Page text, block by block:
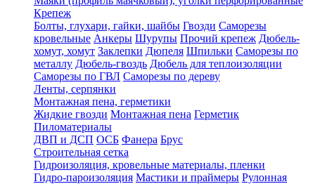
Крепеж
Болты, глухари, гайки, шайбы Гвозди Саморезы
кровельные Анкеры Шурупы Прочий крепеж Дюбель-
хомут, хомут Заклепки Дюпеля Шпильки Саморезы по
металлу Дюбель-гвоздь Дюбель для теплоизоляции
Саморезы по ГВЛ Саморезы по дереву
Ленты, серпянки
Монтажная пена, герметики
Жидкие гвозди Монтажная пена Герметик
Пиломатериалы
ДВП и ДСП ОСБ Фанера Брус
Строительная сетка
Гидроизоляция, кровельные материалы, пленки
Гидро-пароизоляция Мастики и праймеры Рулонная